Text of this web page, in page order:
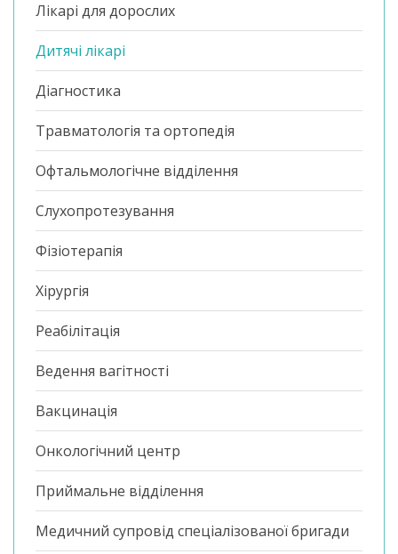
Лікарі для дорослих
Дитячі лікарі
Діагностика
Травматологія та ортопедія
Офтальмологічне відділення
Слухопротезування
Фізіотерапія
Хірургія
Реабілітація
Ведення вагітності
Вакцинація
Онкологічний центр
Приймальне відділення
Медичний супровід спеціалізованої бригади